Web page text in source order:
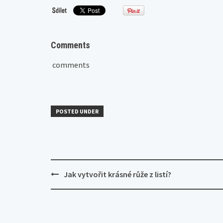
Comments
comments
POSTED UNDER
Post
navigation
Jak vytvořit krásné růže z listí?